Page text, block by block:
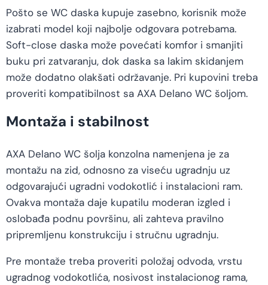
Pošto se WC daska kupuje zasebno, korisnik može
izabrati model koji najbolje odgovara potrebama.
Soft-close daska može povećati komfor i smanjiti
buku pri zatvaranju, dok daska sa lakim skidanjem
može dodatno olakšati održavanje. Pri kupovini treba
proveriti kompatibilnost sa AXA Delano WC šoljom.
Montaža i stabilnost
AXA Delano WC šolja konzolna namenjena je za
montažu na zid, odnosno za viseću ugradnju uz
odgovarajući ugradni vodokotlić i instalacioni ram.
Ovakva montaža daje kupatilu moderan izgled i
oslobađa podnu površinu, ali zahteva pravilno
pripremljenu konstrukciju i stručnu ugradnju.
Pre montaže treba proveriti položaj odvoda, vrstu
ugradnog vodokotlića, nosivost instalacionog rama,